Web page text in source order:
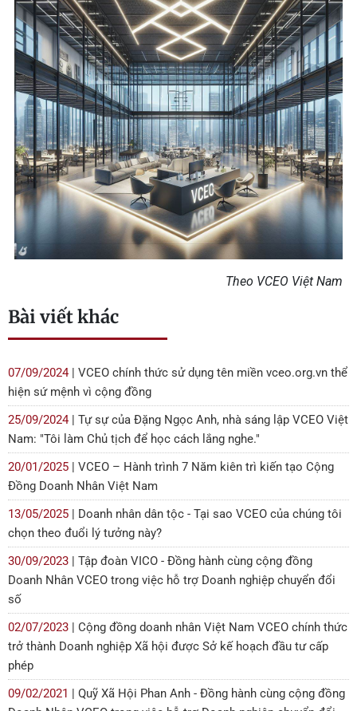
Theo VCEO Việt Nam
Bài viết khác
07/09/2024 | VCEO chính thức sử dụng tên miền vceo.org.vn thể
hiện sứ mệnh vì cộng đồng
25/09/2024 | Tự sự của Đặng Ngọc Anh, nhà sáng lập VCEO Việt
Nam: "Tôi làm Chủ tịch để học cách lắng nghe."
20/01/2025 | VCEO – Hành trình 7 Năm kiên trì kiến tạo Cộng
Đồng Doanh Nhân Việt Nam
13/05/2025 | Doanh nhân dân tộc - Tại sao VCEO của chúng tôi
chọn theo đuổi lý tưởng này?
30/09/2023 | Tập đoàn VICO - Đồng hành cùng cộng đồng
Doanh Nhân VCEO trong việc hỗ trợ Doanh nghiệp chuyển đổi
số
02/07/2023 | Cộng đồng doanh nhân Việt Nam VCEO chính thức
trở thành Doanh nghiệp Xã hội được Sở kế hoạch đầu tư cấp
phép
09/02/2021 | Quỹ Xã Hội Phan Anh - Đồng hành cùng cộng đồng